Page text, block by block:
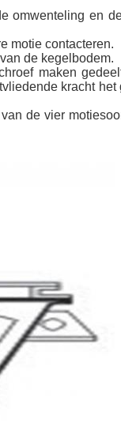
omwenteling en
motie contacteren.
de kegelbodem.
maken
kracht
de vier